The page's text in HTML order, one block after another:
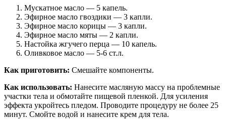
Мускатное масло — 5 капель.
Эфирное масло гвоздики — 3 капли.
Эфирное масло корицы — 3 капли.
Эфирное масло мяты — 2 капли.
Настойка жгучего перца — 10 капель.
Оливковое масло — 5-6 ст.л.
Как приготовить: Смешайте компоненты.
Как использовать: Нанесите масляную массу на проблемные
участки тела и обмотайте пищевой пленкой. Для усиления
эффекта укройтесь пледом. Проводите процедуру не более 25
минут. Смойте водой и нанесите крем для тела.